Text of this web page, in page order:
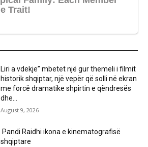
Liri a vdekje” mbetet një gur themeli i filmit
historik shqiptar, një vepër që solli në ekran
me forcë dramatike shpirtin e qëndresës
dhe...
August 9, 2026
Pandi Raidhi ikona e kinematografisë
shqiptare